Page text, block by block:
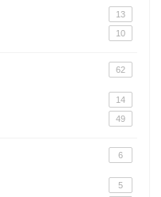
13
10
62
14
49
6
5